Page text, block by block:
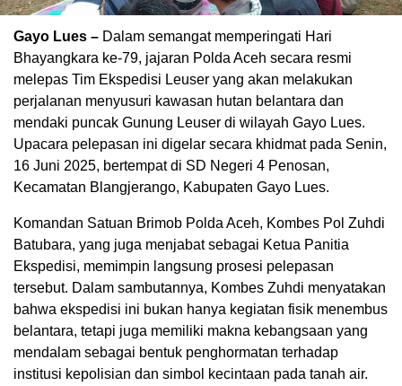
Gayo Lues – Dalam semangat memperingati Hari
Bhayangkara ke-79, jajaran Polda Aceh secara resmi
melepas Tim Ekspedisi Leuser yang akan melakukan
perjalanan menyusuri kawasan hutan belantara dan
mendaki puncak Gunung Leuser di wilayah Gayo Lues.
Upacara pelepasan ini digelar secara khidmat pada Senin,
16 Juni 2025, bertempat di SD Negeri 4 Penosan,
Kecamatan Blangjerango, Kabupaten Gayo Lues.
Komandan Satuan Brimob Polda Aceh, Kombes Pol Zuhdi
Batubara, yang juga menjabat sebagai Ketua Panitia
Ekspedisi, memimpin langsung prosesi pelepasan
tersebut. Dalam sambutannya, Kombes Zuhdi menyatakan
bahwa ekspedisi ini bukan hanya kegiatan fisik menembus
belantara, tetapi juga memiliki makna kebangsaan yang
mendalam sebagai bentuk penghormatan terhadap
institusi kepolisian dan simbol kecintaan pada tanah air.